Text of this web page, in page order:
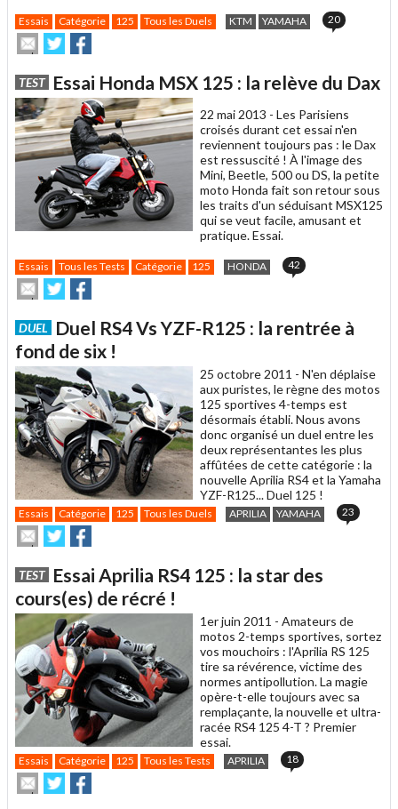
Essais Catégorie 125 Tous les Duels KTM YAMAHA 20
Envoyer
cet
à
un
ami
Partager
sur
sur
TEST Essai Honda MSX 125 : la relève du Dax
22 mai 2013 - Les Parisiens
croisés durant cet essai n'en
reviennent toujours pas : le Dax
est ressuscité ! À l'image des
Mini, Beetle, 500 ou DS, la petite
moto Honda fait son retour sous
les traits d'un séduisant MSX125
qui se veut facile, amusant et
pratique. Essai.
Essais Tous les Tests Catégorie 125 HONDA 42
Envoyer
cet
à
un
ami
Partager
sur
sur
DUEL
Duel RS4 Vs YZF-R125 : la rentrée à
fond de six !
25 octobre 2011 - N'en déplaise
aux puristes, le règne des motos
125 sportives 4-temps est
désormais établi. Nous avons
donc organisé un duel entre les
deux représentantes les plus
affûtées de cette catégorie : la
nouvelle Aprilia RS4 et la Yamaha
YZF-R125... Duel 125 !
Essais Catégorie 125 Tous les Duels APRILIA YAMAHA 23
Envoyer
cet
à
un
ami
Partager
sur
sur
TEST Essai Aprilia RS4 125 : la star des
cours(es) de récré !
1er juin 2011 - Amateurs de
motos 2-temps sportives, sortez
vos mouchoirs : l'Aprilia RS 125
tire sa révérence, victime des
normes antipollution. La magie
opère-t-elle toujours avec sa
remplaçante, la nouvelle et ultra-
racée RS4 125 4-T ? Premier
essai.
Essais Catégorie 125 Tous les Tests APRILIA 18
Envoyer
cet
Partager
sur
sur